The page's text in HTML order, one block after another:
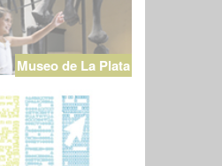
Museo de La Plata